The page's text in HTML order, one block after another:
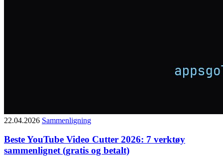
22.04.2026 Sammenligning
Beste YouTube Video Cutter 2026: 7 verktøy
sammenlignet (gratis og betalt)